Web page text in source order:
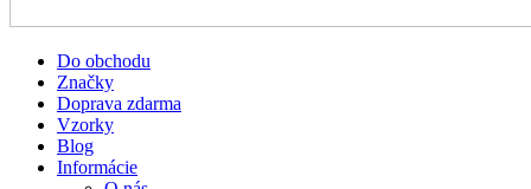
Do obchodu
Značky
Doprava zdarma
Vzorky
Blog
Informácie